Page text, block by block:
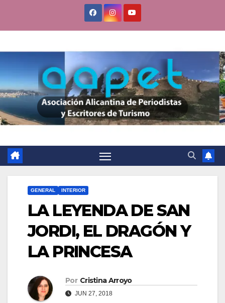
GENERAL INTERIOR
LA LEYENDA DE SAN
JORDI, EL DRAGÓN Y
LA PRINCESA
Por Cristina Arroyo
JUN 27, 2018